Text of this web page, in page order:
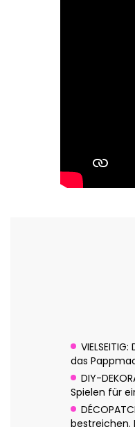
das
DIY-
Spielen für
bestreichen.